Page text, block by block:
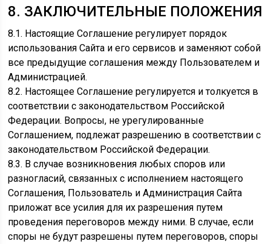
8. ЗАКЛЮЧИТЕЛЬНЫЕ ПОЛОЖЕНИЯ
8.1. Настоящие Соглашение регулирует порядок
использования Сайта и его сервисов и заменяют собой
все предыдущие соглашения между Пользователем и
Администрацией.
8.2. Настоящее Соглашение регулируется и толкуется в
соответствии с законодательством Российской
Федерации. Вопросы, не урегулированные
Соглашением, подлежат разрешению в соответствии с
законодательством Российской Федерации.
8.3. В случае возникновения любых споров или
разногласий, связанных с исполнением настоящего
Соглашения, Пользователь и Администрация Сайта
приложат все усилия для их разрешения путем
проведения переговоров между ними. В случае, если
споры не будут разрешены путем переговоров, споры